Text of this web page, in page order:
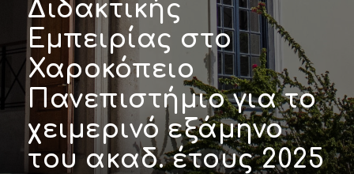
Διδακτικής
Εμπειρίας στο
Χαροκόπειο
Πανεπιστήμιο για το
χειμερινό εξάμηνο
του ακαδ. έτους 2025